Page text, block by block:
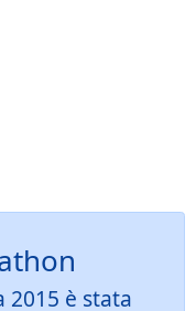
2015 è stata